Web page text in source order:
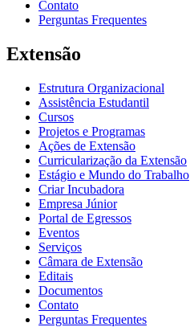
Contato
Perguntas Frequentes
Extensão
Estrutura Organizacional
Assistência Estudantil
Cursos
Projetos e Programas
Ações de Extensão
Curricularização da Extensão
Estágio e Mundo do Trabalho
Criar Incubadora
Empresa Júnior
Portal de Egressos
Eventos
Serviços
Câmara de Extensão
Editais
Documentos
Contato
Perguntas Frequentes